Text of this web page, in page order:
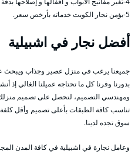
5-يؤمن نجار الكويت خدماته بأرخص سعر.
أفضل نجار في اشبيلية
جميعنا يرغب في منزل عصير وجذاب ويبحث
بدورنا وفرنا كل ما تحتاجه عميلنا الغالي إذ
ومهندسي التصميم، لتحصل على تصميم منزلك
تناسب كافة الطبقات بأعلى تصميم وأقل
سوق تجده لدينا.
وعامل نجارة في اشبيلية في كافة المدن